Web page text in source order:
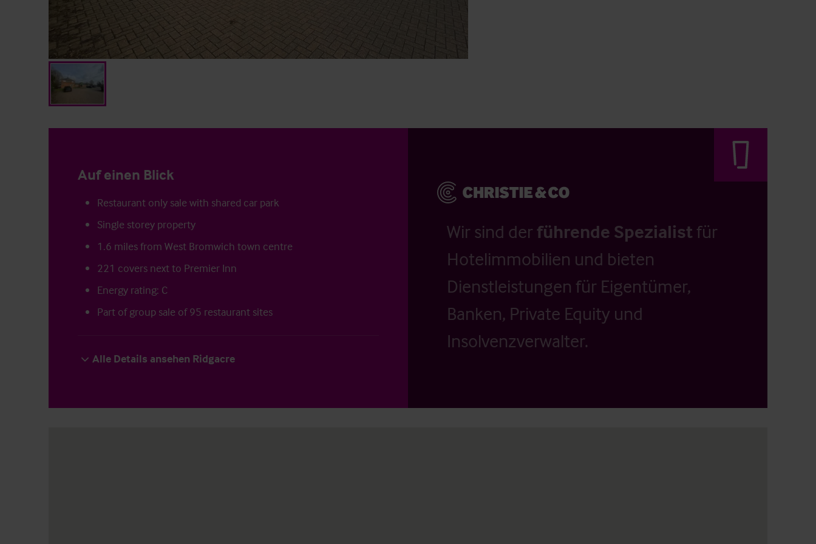
Auf einen Blick
Restaurant only sale with shared car park
Single storey property
1.6 miles from West Bromwich town centre
221 covers next to Premier Inn
Energy rating: C
Part of group sale of 95 restaurant sites
Alle Details ansehen Ridgacre
Wir sind der führende Spezialistfür
Hotelimmobilien und bieten
Dienstleistungen für Eigentümer,
Banken, Private Equity und
Insolvenzverwalter.